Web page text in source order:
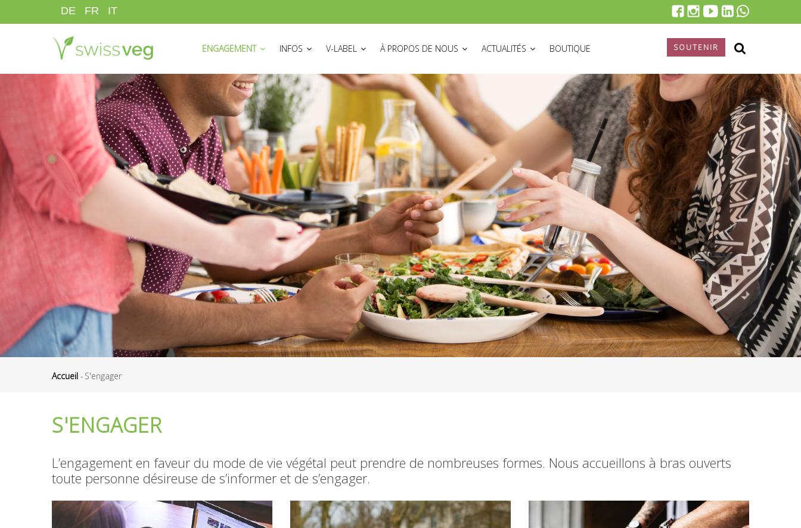
au
DE FR IT
ENGAGEMENT
INFOS V-LABEL À PROPOS DE NOUS ACTUALITÉS BOUTIQUE SOUTENIR
d'Ariane
Accueil - S'engager
S'ENGAGER
L’engagement en faveur du mode de vie végétal peut prendre de nombreuses formes. Nous accueillons à bras ouverts
toute personne désireuse de s’informer et de s’engager.